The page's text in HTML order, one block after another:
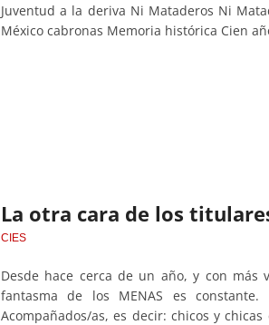
Juventud a la deriva Ni Mataderos Ni
México cabronas Memoria histórica Cien
La otra cara de los
CIES
Desde hace cerca de un año, y con
fantasma de los MENAS es
Acompañados/as, es decir: chicos y